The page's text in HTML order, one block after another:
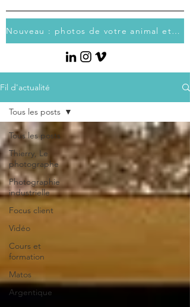
Nouveau : photos de votre animal et vous
Fil d'actualité
Tous les posts
Thierry, Le
photographe
Photographie
industrielle
Focus client
Vidéo
Cours et
formation
Matos
Argentique
Tous les posts